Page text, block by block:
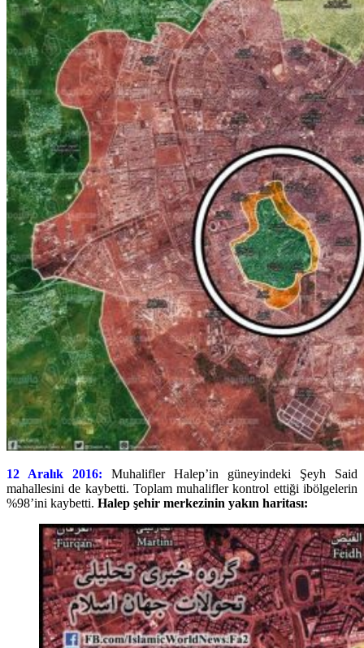
12 Aralık 2016: Muhalifler Halep’in güneyindeki Şeyh Said
mahallesini de kaybetti. Toplam muhalifler kontrol ettiği ibölgelerin
%98’ini kaybetti. Halep şehir merkezinin yakın haritası: